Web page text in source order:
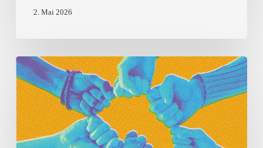
2. Mai 2026
Landauer
Demokratiefest
2026:
Informieren,
Mitreden,